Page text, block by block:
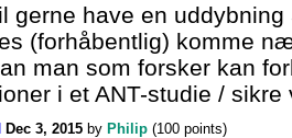
gerne have en
(forhåbentlig) komme
man som forsker kan
i et ANT-studie /
Dec 3, 2015 by Philip (100 points)